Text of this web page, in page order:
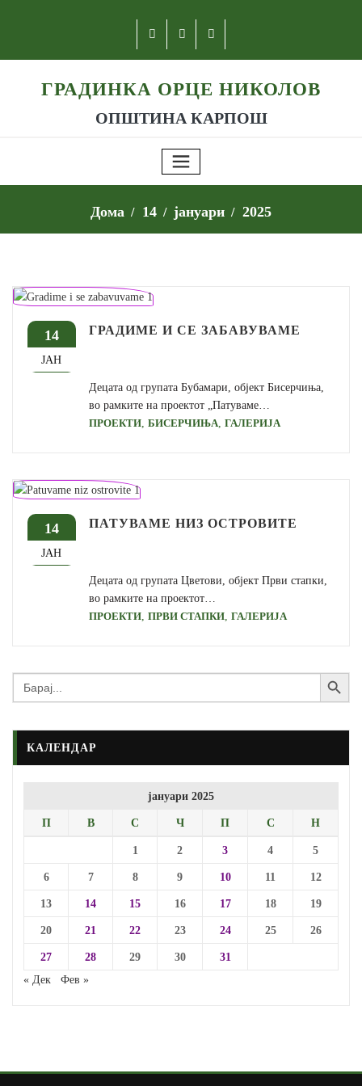
ГРАДИНКА ОРЦЕ НИКОЛОВ
ОПШТИНА КАРПОШ
Дома 14 јануари 2025
14
ЈАН
ГРАДИМЕ И СЕ ЗАБАВУВАМЕ
Децата од групата Бубамари, објект Бисерчиња,
во рамките на проектот „Патуваме…
ПРОЕКТИ ,БИСЕРЧИЊА ,ГАЛЕРИЈА
14
ЈАН
ПАТУВАМЕ НИЗ ОСТРОВИТЕ
Децата од групата Цветови, објект Први стапки,
во рамките на проектот…
ПРОЕКТИ ,ПРВИ СТАПКИ ,ГАЛЕРИЈА
Search
for:
Search Button
КАЛЕНДАР
јануари 2025
П В С Ч П С Н
1 2 3 4 5
6 7 8 9 10 11 12
13 14 15 16 17 18 19
20 21 22 23 24 25 26
27 28 29 30
31
« Дек
Фев »